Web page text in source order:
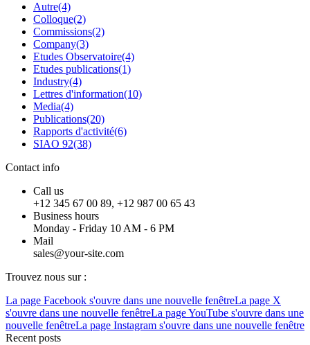
Autre(4)
Colloque(2)
Commissions(2)
Company(3)
Etudes Observatoire(4)
Etudes publications(1)
Industry(4)
Lettres d'information(10)
Media(4)
Publications(20)
Rapports d'activité(6)
SIAO 92(38)
Contact info
Call us
+12 345 67 00 89, +12 987 00 65 43
Business hours
Monday - Friday 10 AM - 6 PM
Mail
sales@your-site.com
Trouvez nous sur :
La page Facebook s'ouvre dans une nouvelle fenêtreLa page X
s'ouvre dans une nouvelle fenêtreLa page YouTube s'ouvre dans une
nouvelle fenêtreLa page Instagram s'ouvre dans une nouvelle fenêtre
Recent posts